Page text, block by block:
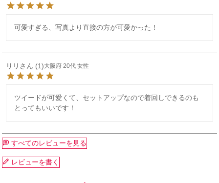
可愛すぎる、写真より直接の方が可愛かった！
リリ 1 大阪府 20代 女性
ツイードが可愛くて、セットアップなので着回しできるのも
とってもいいです！
すべてのレビューを見る
レビューを書く